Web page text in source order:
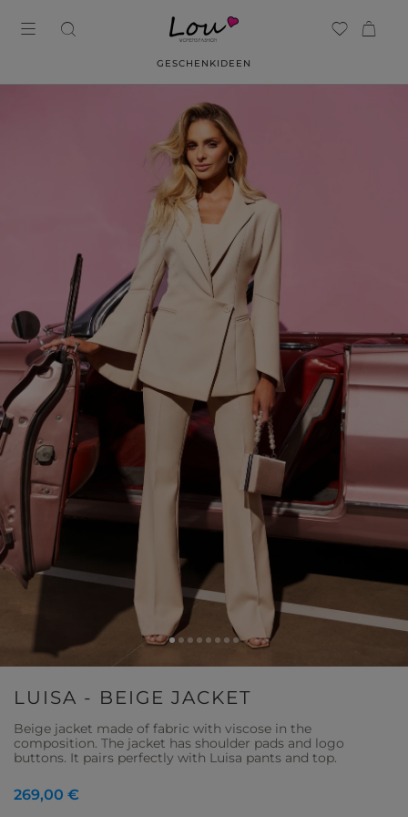
GESCHENKIDEEN
LUISA - BEIGE JACKET
Beige jacket made of fabric with viscose in the
composition. The jacket has shoulder pads and logo
buttons. It pairs perfectly with Luisa pants and top.
269,00 €